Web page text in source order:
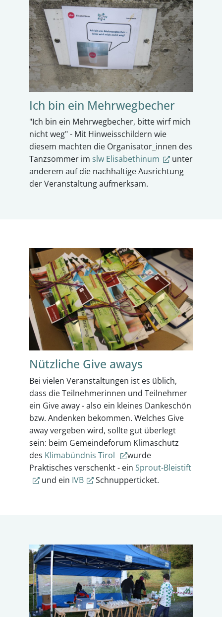
Ich bin ein Mehrwegbecher
"Ich bin ein Mehrwegbecher, bitte wirf mich
nicht weg" - Mit Hinweisschildern wie
diesem machten die Organisator_innen des
Tanzsommer im slw Elisabethinum
unter
anderem auf die nachhaltige Ausrichtung
der Veranstaltung aufmerksam.
Nützliche Give aways
Bei vielen Veranstaltungen ist es üblich,
dass die Teilnehmerinnen und Teilnehmer
ein Give away - also ein kleines Dankeschön
bzw. Andenken bekommen. Welches Give
away vergeben wird, sollte gut überlegt
sein: beim Gemeindeforum Klimaschutz
des Klimabündnis Tirol
wurde
Praktisches verschenkt - ein Sprout-Bleistift
und ein IVB Schnupperticket.